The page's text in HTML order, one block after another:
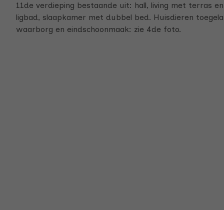
11de verdieping bestaande uit: hall, living met terras
ligbad, slaapkamer met dubbel bed. Huisdieren
waarborg en eindschoonmaak: zie 4de foto.